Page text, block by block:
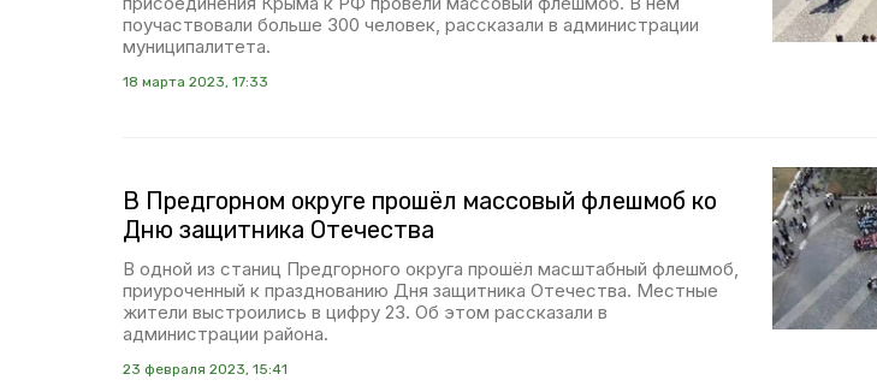
поучаствовали больше 300 человек, рассказали в администрации
муниципалитета.
18 марта 2023, 17:33
В Предгорном округе прошёл массовый флешмоб ко
Дню защитника Отечества
В одной из станиц Предгорного округа прошёл масштабный флешмоб,
приуроченный к празднованию Дня защитника Отечества. Местные
жители выстроились в цифру 23. Об этом рассказали в
администрации района.
23 февраля 2023, 15:41